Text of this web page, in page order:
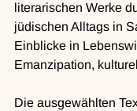
literarischen Werke
jüdischen Alltags in
Einblicke in
Emanzipation,
Die ausgewählten